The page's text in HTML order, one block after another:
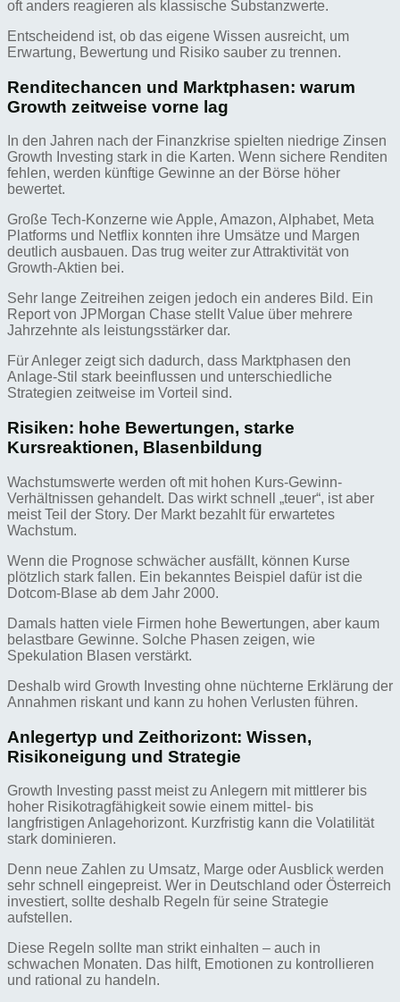
oft anders reagieren als klassische Substanzwerte.
Entscheidend ist, ob das eigene Wissen ausreicht, um
Erwartung, Bewertung und Risiko sauber zu trennen.
Renditechancen und Marktphasen: warum
Growth zeitweise vorne lag
In den Jahren nach der Finanzkrise spielten niedrige Zinsen
Growth Investing stark in die Karten. Wenn sichere Renditen
fehlen, werden künftige Gewinne an der Börse höher
bewertet.
Große Tech-Konzerne wie Apple, Amazon, Alphabet, Meta
Platforms und Netflix konnten ihre Umsätze und Margen
deutlich ausbauen. Das trug weiter zur Attraktivität von
Growth-Aktien bei.
Sehr lange Zeitreihen zeigen jedoch ein anderes Bild. Ein
Report von JPMorgan Chase stellt Value über mehrere
Jahrzehnte als leistungsstärker dar.
Für Anleger zeigt sich dadurch, dass Marktphasen den
Anlage-Stil stark beeinflussen und unterschiedliche
Strategien zeitweise im Vorteil sind.
Risiken: hohe Bewertungen, starke
Kursreaktionen, Blasenbildung
Wachstumswerte werden oft mit hohen Kurs-Gewinn-
Verhältnissen gehandelt. Das wirkt schnell „teuer“, ist aber
meist Teil der Story. Der Markt bezahlt für erwartetes
Wachstum.
Wenn die Prognose schwächer ausfällt, können Kurse
plötzlich stark fallen. Ein bekanntes Beispiel dafür ist die
Dotcom-Blase ab dem Jahr 2000.
Damals hatten viele Firmen hohe Bewertungen, aber kaum
belastbare Gewinne. Solche Phasen zeigen, wie
Spekulation Blasen verstärkt.
Deshalb wird Growth Investing ohne nüchterne Erklärung der
Annahmen riskant und kann zu hohen Verlusten führen.
Anlegertyp und Zeithorizont: Wissen,
Risikoneigung und Strategie
Growth Investing passt meist zu Anlegern mit mittlerer bis
hoher Risikotragfähigkeit sowie einem mittel- bis
langfristigen Anlagehorizont. Kurzfristig kann die Volatilität
stark dominieren.
Denn neue Zahlen zu Umsatz, Marge oder Ausblick werden
sehr schnell eingepreist. Wer in Deutschland oder Österreich
investiert, sollte deshalb Regeln für seine Strategie
aufstellen.
Diese Regeln sollte man strikt einhalten – auch in
schwachen Monaten. Das hilft, Emotionen zu kontrollieren
und rational zu handeln.